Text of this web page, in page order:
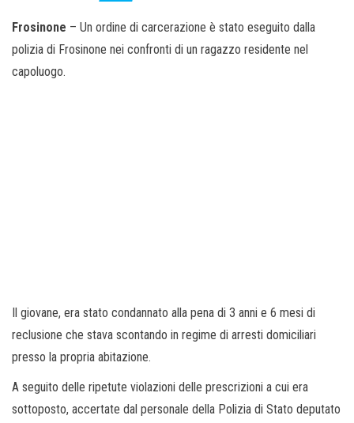
Frosinone – Un ordine di carcerazione è stato eseguito dalla
polizia di Frosinone nei confronti di un ragazzo residente nel
capoluogo.
Il giovane, era stato condannato alla pena di 3 anni e 6 mesi di
reclusione che stava scontando in regime di arresti domiciliari
presso la propria abitazione.
A seguito delle ripetute violazioni delle prescrizioni a cui era
sottoposto, accertate dal personale della Polizia di Stato deputato